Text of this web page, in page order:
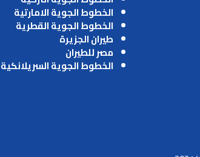
الخطوط الجوية الامارتية
الخطوط الجوية القطرية
طيران الجزيرة
مصر للطيران
الخطوط الجوية السريلانكية